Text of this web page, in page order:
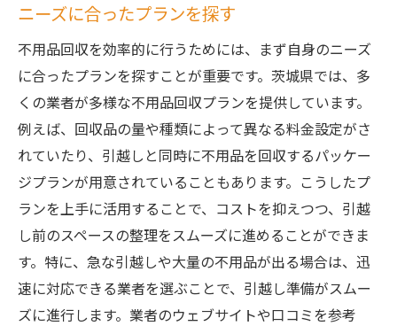
ニーズに合ったプランを探す
不用品回収を効率的に行うためには、まず自身のニーズ
に合ったプランを探すことが重要です。茨城県では、多
くの業者が多様な不用品回収プランを提供しています。
例えば、回収品の量や種類によって異なる料金設定がさ
れていたり、引越しと同時に不用品を回収するパッケー
ジプランが用意されていることもあります。こうしたプ
ランを上手に活用することで、コストを抑えつつ、引越
し前のスペースの整理をスムーズに進めることができま
す。特に、急な引越しや大量の不用品が出る場合は、迅
速に対応できる業者を選ぶことで、引越し準備がスムー
ズに進行します。業者のウェブサイトや口コミを参考